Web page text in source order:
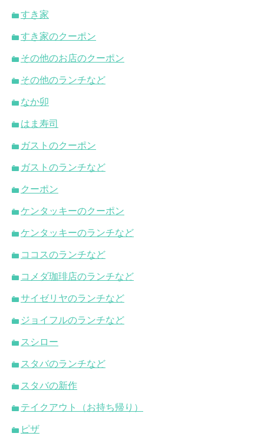
すき家
すき家のクーポン
その他のお店のクーポン
その他のランチなど
なか卯
はま寿司
ガストのクーポン
ガストのランチなど
クーポン
ケンタッキーのクーポン
ケンタッキーのランチなど
ココスのランチなど
コメダ珈琲店のランチなど
サイゼリヤのランチなど
ジョイフルのランチなど
スシロー
スタバのランチなど
スタバの新作
テイクアウト（お持ち帰り）
ピザ